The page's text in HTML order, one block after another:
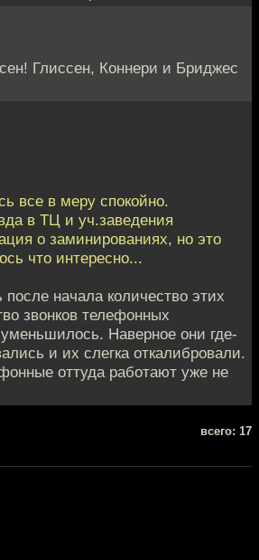
Глиссен, Коннери и Бриджес
все в меру спокойно.
в ТЦ и уч.заведения
о заминированиях, но это
что интересно...
начала количество этих
звонков телефонных
Наверное они где-
и их слегка откалибровали.
оттуда работают уже не
всего: 17